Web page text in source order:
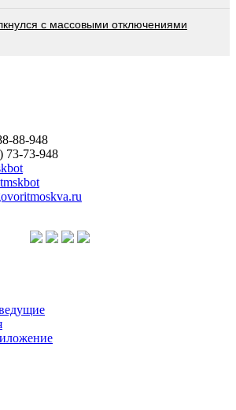
с массовыми отключениями
88-948
73-73-948